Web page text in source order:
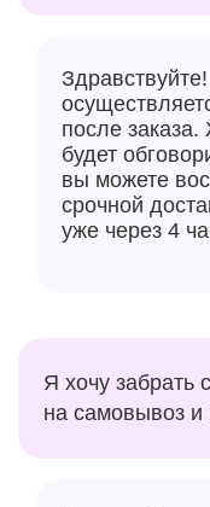
после
будет
вы можете
срочной
уже через 4
Я хочу забрать
на самовывоз и